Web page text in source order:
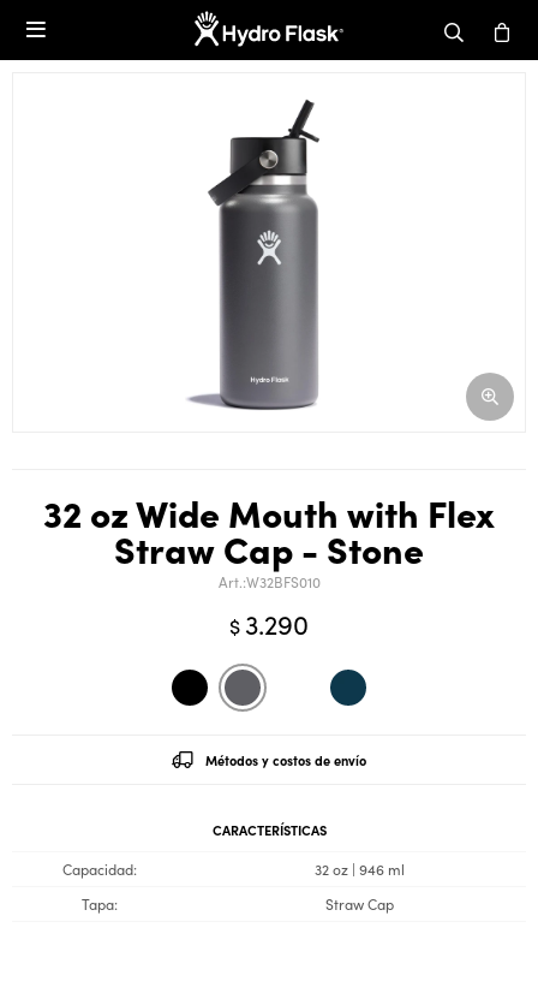

32 oz Wide Mouth with Flex
Straw Cap - Stone
W32BFS010
$ 3.290
Métodos y costos de envío
CARACTERÍSTICAS
Capacidad
32 oz | 946 ml
Tapa
Straw Cap